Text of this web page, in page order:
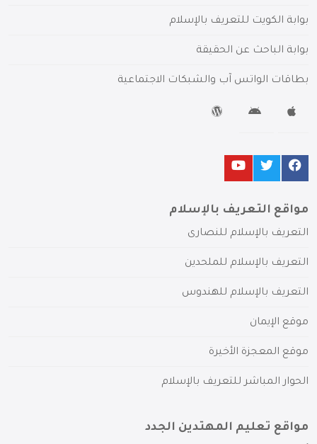
بوابة الكويت للتعريف بالإسلام
بوابة الباحث عن الحقيقة
بطاقات الواتس آب والشبكات الاجتماعية
مواقع التعريف بالإسلام
التعريف بالإسلام للنصارى
التعريف بالإسلام للملحدين
التعريف بالإسلام للهندوس
موقع الإيمان
موقع المعجزة الأخيرة
الحوار المباشر للتعريف بالإسلام
مواقع تعليم المهتدين الجدد